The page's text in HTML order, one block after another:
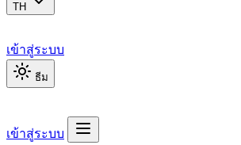
TH
เข้าสู่ระบบ
ธีม
เข้าสู่ระบบ